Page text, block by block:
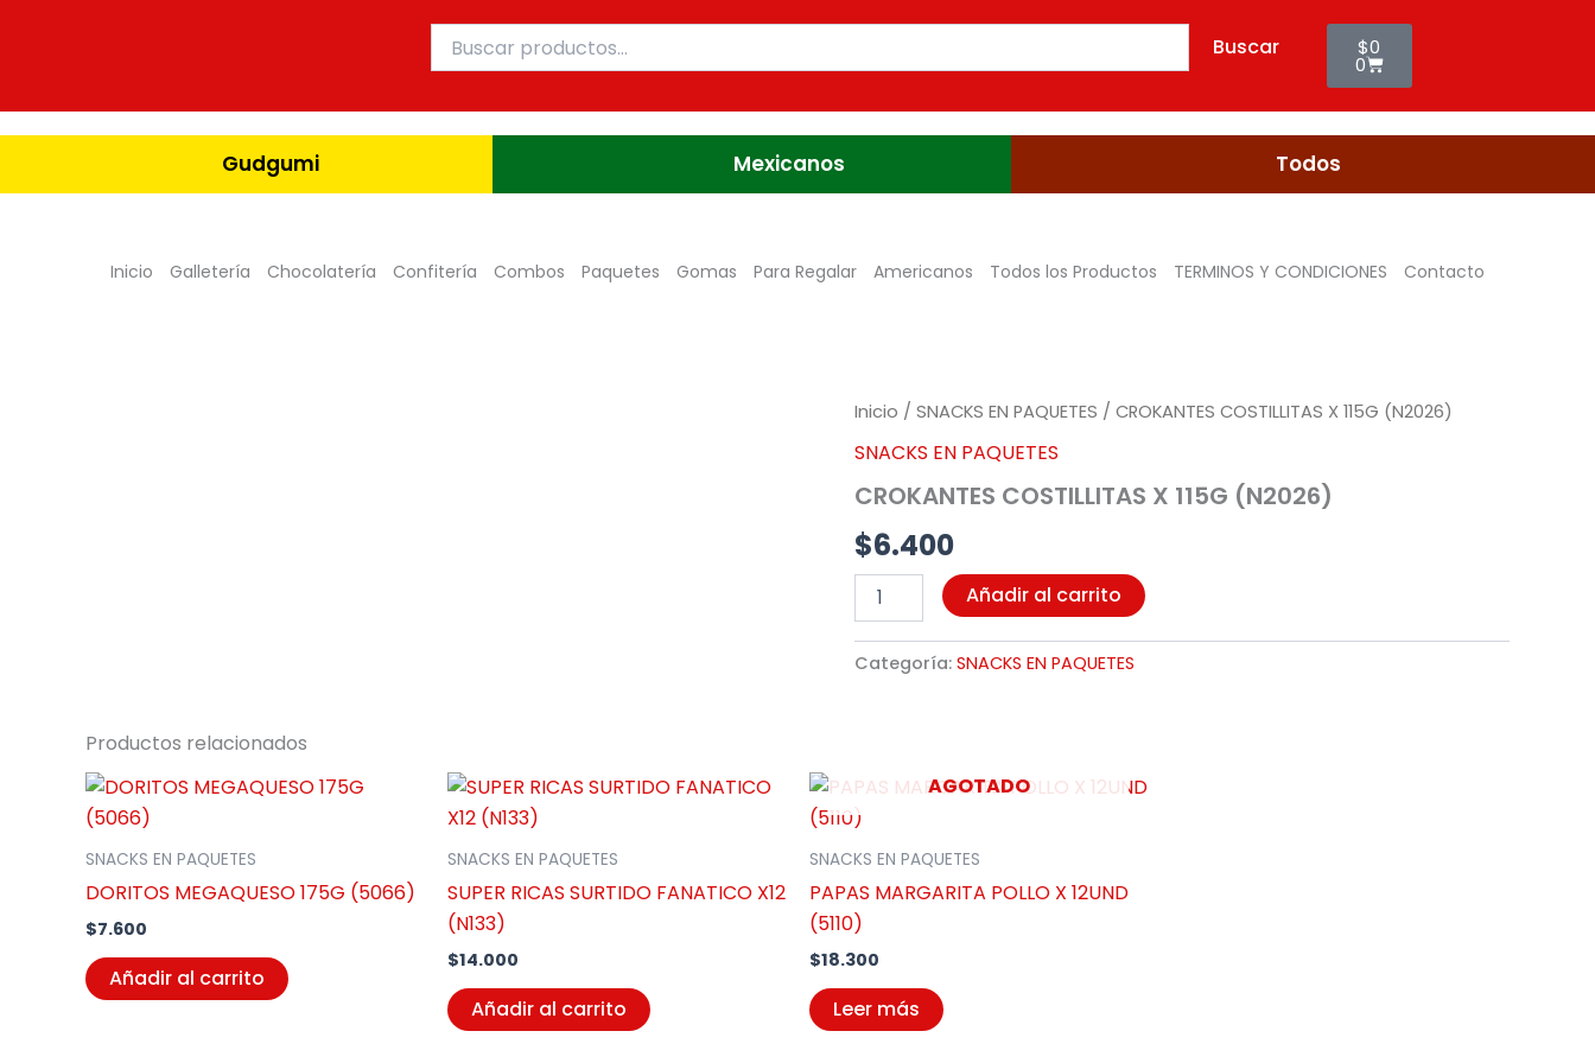
por:
Buscar $0
0
Cart
Gudgumi Mexicanos Todos
Inicio Galletería Chocolatería Confitería Combos Paquetes Gomas Para Regalar Americanos Todos los Productos TERMINOS Y CONDICIONES Contacto
Inicio / SNACKS EN PAQUETES / CROKANTES COSTILLITAS X 115G (N2026)
SNACKS EN PAQUETES
CROKANTES COSTILLITAS X 115G (N2026)
$6.400
CROKANTES
X
(N2026)
cantidad
Añadir al carrito
Categoría: SNACKS EN PAQUETES
Productos relacionados
SNACKS EN PAQUETES
DORITOS MEGAQUESO 175G (5066)
$7.600
Añadir al carrito
SNACKS EN PAQUETES
SUPER RICAS SURTIDO FANATICO X12
(N133)
$14.000
Añadir al carrito
AGOTADO
SNACKS EN PAQUETES
PAPAS MARGARITA POLLO X 12UND
(5110)
$18.300
Leer más
(N2026)
cantidad